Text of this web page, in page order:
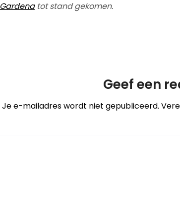
Gardenatot stand gekomen.
Geef een
Je e-mailadres wordt niet gepubliceerd.